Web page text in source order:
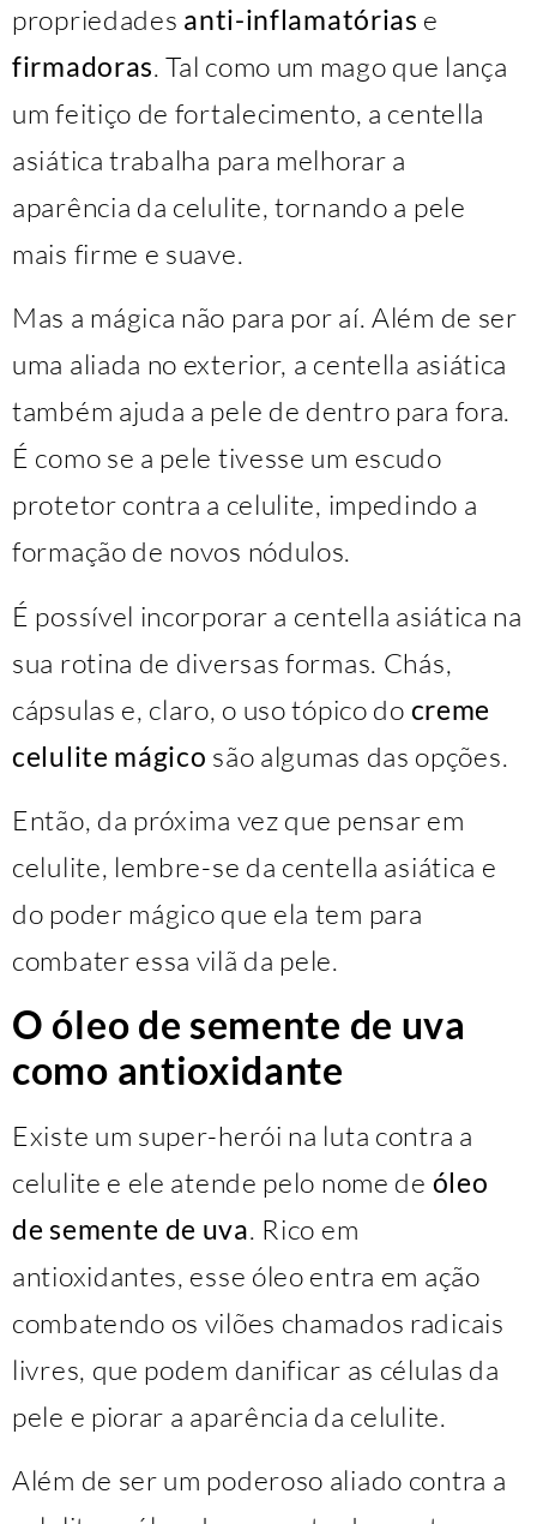
propriedades anti-inflamatórias e
firmadoras. Tal como um mago que lança
um feitiço de fortalecimento, a centella
asiática trabalha para melhorar a
aparência da celulite, tornando a pele
mais firme e suave.
Mas a mágica não para por aí. Além de ser
uma aliada no exterior, a centella asiática
também ajuda a pele de dentro para fora.
É como se a pele tivesse um escudo
protetor contra a celulite, impedindo a
formação de novos nódulos.
É possível incorporar a centella asiática na
sua rotina de diversas formas. Chás,
cápsulas e, claro, o uso tópico do creme
celulite mágico são algumas das opções.
Então, da próxima vez que pensar em
celulite, lembre-se da centella asiática e
do poder mágico que ela tem para
combater essa vilã da pele.
O óleo de semente de uva
como antioxidante
Existe um super-herói na luta contra a
celulite e ele atende pelo nome de óleo
de semente de uva . Rico em
antioxidantes, esse óleo entra em ação
combatendo os vilões chamados radicais
livres, que podem danificar as células da
pele e piorar a aparência da celulite.
Além de ser um poderoso aliado contra a